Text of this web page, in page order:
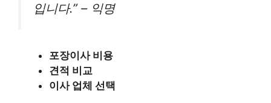
입니다.” – 익명
포장이사 비용
견적 비교
이사 업체 선택